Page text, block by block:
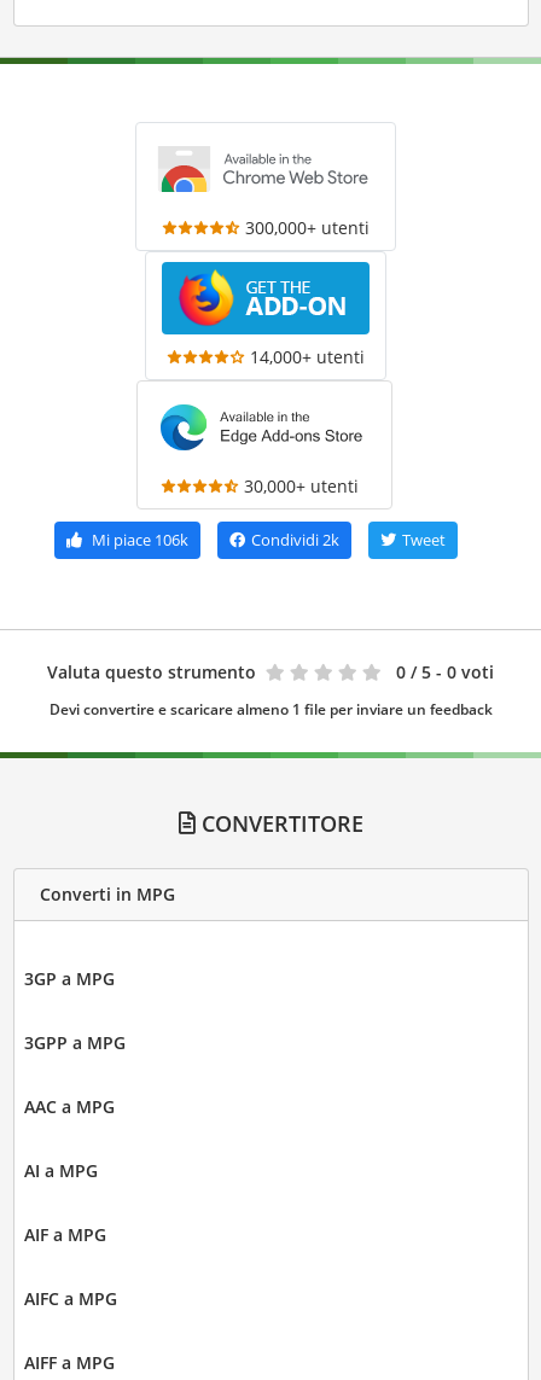
300,000+ utenti
14,000+ utenti
30,000+ utenti
Mi piace 106k Condividi2k Tweet
Valuta questo strumento 0 / 5 - 0 voti
Devi convertire e scaricare almeno 1 file per inviare un feedback
CONVERTITORE
Converti in MPG
3GP a MPG
3GPP a MPG
AAC a MPG
AI a MPG
AIF a MPG
AIFC a MPG
AIFF a MPG